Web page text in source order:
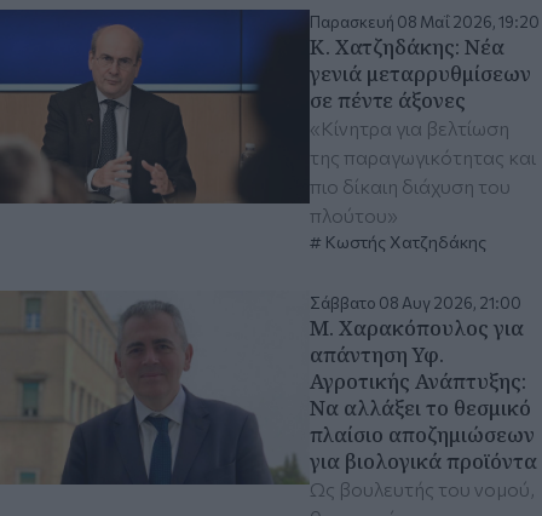
Παρασκευή 08 Μαΐ 2026, 19:20
Κ. Χατζηδάκης: Νέα
γενιά μεταρρυθμίσεων
σε πέντε άξονες
«Κίνητρα για βελτίωση
της παραγωγικότητας και
πιο δίκαιη διάχυση του
πλούτου»
Κωστής Χατζηδάκης
Σάββατο 08 Αυγ 2026, 21:00
Μ. Χαρακόπουλος για
απάντηση Υφ.
Αγροτικής Ανάπτυξης:
Να αλλάξει το θεσμικό
πλαίσιο αποζημιώσεων
για βιολογικά προϊόντα
Ως βουλευτής του νομού,